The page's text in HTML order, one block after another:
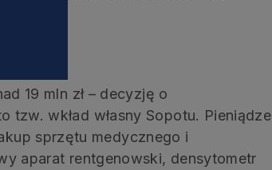
19 mln zł – decyzję o
wkład własny Sopotu. Pieniądze
sprzętu medycznego i
aparat rentgenowski, densytometr